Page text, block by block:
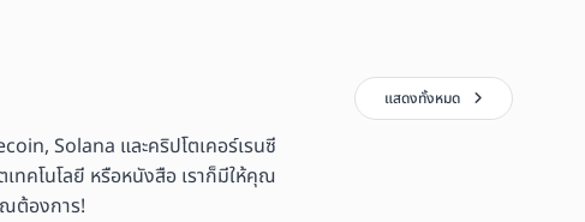
Solana และคริปโตเคอร์เรนซี
ทคโนโลยี หรือหนังสือ เราก็มีให้คุณ
ต้องการ!
แสดงทั้งหมด